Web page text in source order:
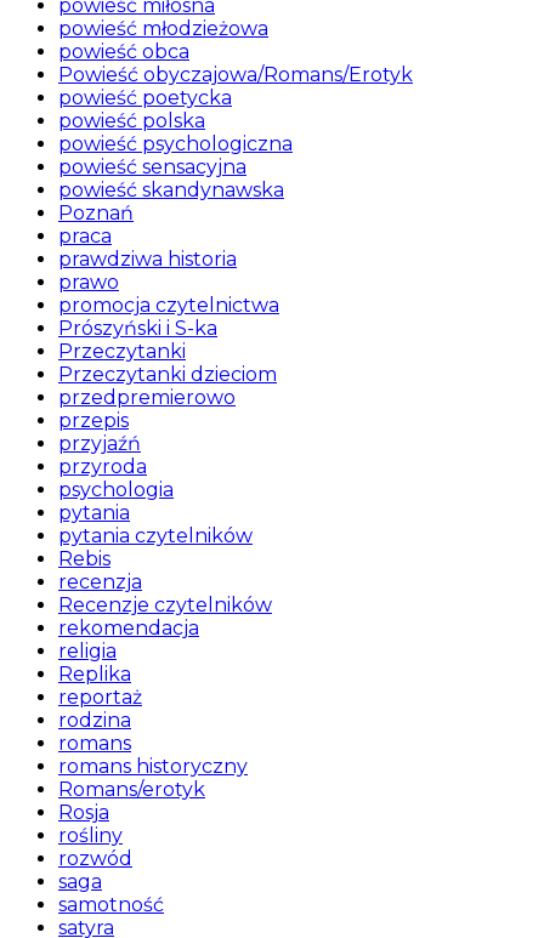
powieść miłosna
powieść młodzieżowa
powieść obca
Powieść obyczajowa/Romans/Erotyk
powieść poetycka
powieść polska
powieść psychologiczna
powieść sensacyjna
powieść skandynawska
Poznań
praca
prawdziwa historia
prawo
promocja czytelnictwa
Prószyński i S-ka
Przeczytanki
Przeczytanki dzieciom
przedpremierowo
przepis
przyjaźń
przyroda
psychologia
pytania
pytania czytelników
Rebis
recenzja
Recenzje czytelników
rekomendacja
religia
Replika
reportaż
rodzina
romans
romans historyczny
Romans/erotyk
Rosja
rośliny
rozwód
saga
samotność
satyra